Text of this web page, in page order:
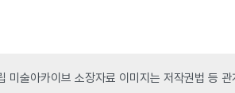
미술아카이브 소장자료 이미지는 저작권법 등